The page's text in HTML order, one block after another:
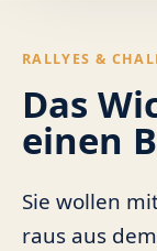
RALLYES &
Das
einen
Sie wollen
raus aus